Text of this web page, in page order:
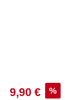
Verkaufspreis:
9,90 € %